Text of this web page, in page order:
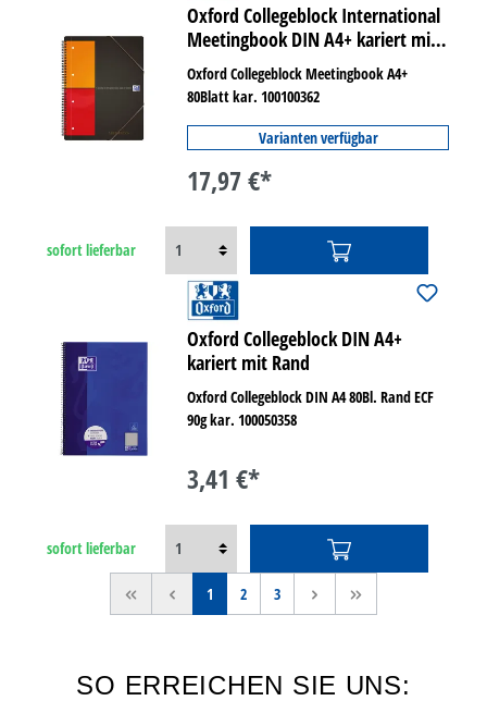
Oxford Collegeblock International
Meetingbook DIN A4+ kariert mit
Rand innen/außen
Oxford Collegeblock Meetingbook A4+
80Blatt kar. 100100362
Varianten verfügbar
17,97 €*
sofort lieferbar
Oxford Collegeblock DIN A4+
kariert mit Rand
Oxford Collegeblock DIN A4 80Bl. Rand ECF
90g kar. 100050358
3,41 €*
sofort lieferbar
<< < 1 2 3 > >>
SO ERREICHEN SIE UNS: